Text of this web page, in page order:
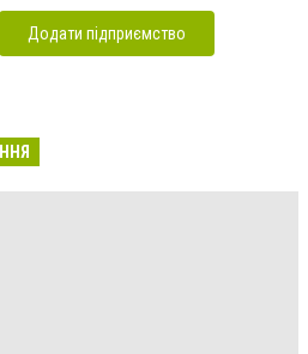
Додати підприємство